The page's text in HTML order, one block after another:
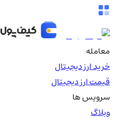
معامله
خرید ارز دیجیتال
قیمت ارز دیجیتال
سرویس ها
وبلاگ